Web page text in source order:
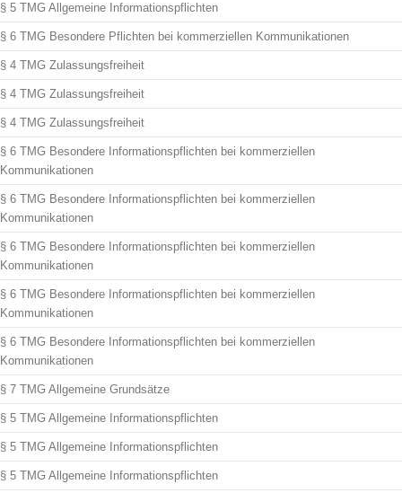
§ 5 TMG Allgemeine Informationspflichten
§ 6 TMG Besondere Pflichten bei kommerziellen Kommunikationen
§ 4 TMG Zulassungsfreiheit
§ 4 TMG Zulassungsfreiheit
§ 4 TMG Zulassungsfreiheit
§ 6 TMG Besondere Informationspflichten bei kommerziellen
Kommunikationen
§ 6 TMG Besondere Informationspflichten bei kommerziellen
Kommunikationen
§ 6 TMG Besondere Informationspflichten bei kommerziellen
Kommunikationen
§ 6 TMG Besondere Informationspflichten bei kommerziellen
Kommunikationen
§ 6 TMG Besondere Informationspflichten bei kommerziellen
Kommunikationen
§ 7 TMG Allgemeine Grundsätze
§ 5 TMG Allgemeine Informationspflichten
§ 5 TMG Allgemeine Informationspflichten
§ 5 TMG Allgemeine Informationspflichten